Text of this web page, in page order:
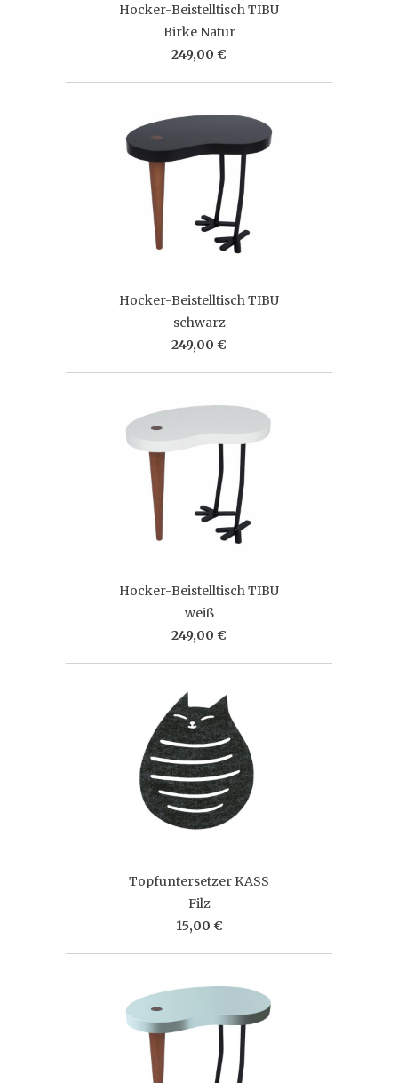
Hocker-Beistelltisch TIBU
Birke Natur
249,00 €
Hocker-Beistelltisch TIBU
schwarz
249,00 €
Hocker-Beistelltisch TIBU
weiß
249,00 €
Topfuntersetzer KASS
Filz
15,00 €